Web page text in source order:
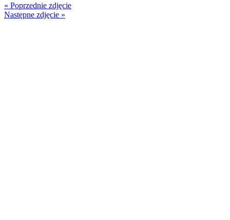
« Poprzednie zdjęcie
Następne zdjęcie »